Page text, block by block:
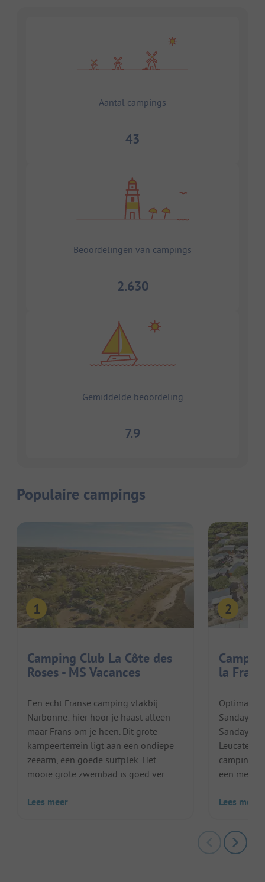
Aantal campings
43
Beoordelingen van campings
2.630
Gemiddelde beoordeling
7.9
Populaire campings
Camping Club La Côte des
Roses - MS Vacances
Een echt Franse camping vlakbij
Narbonne: hier hoor je haast alleen
maar Frans om je heen. Dit grote
kampeerterrein ligt aan een ondiepe
zeearm, een goede surfplek. Het
mooie grote zwembad is goed ver...
Lees meer
la
Optimaal
Sandaya
Sandaya
Leucate in
camping
een meer
Lees meer